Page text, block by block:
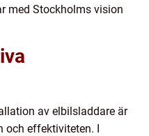
med Stockholms vision
av elbilsladdare är
och effektiviteten. I